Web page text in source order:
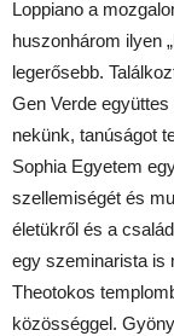
Loppiano a
huszonhárom ilyen
legerősebb.
Gen Verde
nekünk, tanúságot
Sophia Egyetem
szellemiségét és
életükről és a
egy szeminarista is
Theotokos
közösséggel.